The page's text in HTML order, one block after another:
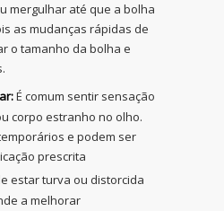
mergulhar até que a bolha
as mudanças rápidas de
o tamanho da bolha e
É comum sentir sensação
corpo estranho no olho.
e podem ser
prescrita
estar turva ou distorcida
a melhorar